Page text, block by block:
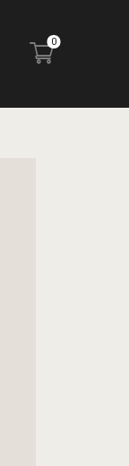
0